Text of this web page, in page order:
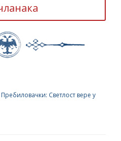
Светлост вере у